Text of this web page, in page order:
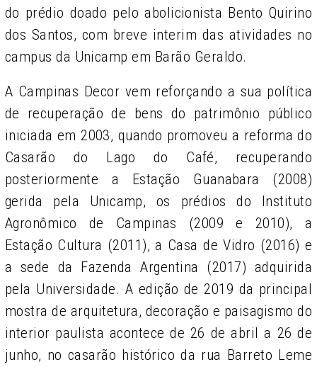
do prédio doado pelo abolicionista Bento Quirino
dos Santos, com breve interim das atividades no
campus da Unicamp em Barão Geraldo.
A Campinas Decor vem reforçando a sua política
de recuperação de bens do patrimônio público
iniciada em 2003, quando promoveu a reforma do
Casarão do Lago do Café, recuperando
posteriormente a Estação Guanabara (2008)
gerida pela Unicamp, os prédios do Instituto
Agronômico de Campinas (2009 e 2010), a
Estação Cultura (2011), a Casa de Vidro (2016) e
a sede da Fazenda Argentina (2017) adquirida
pela Universidade. A edição de 2019 da principal
mostra de arquitetura, decoração e paisagismo do
interior paulista acontece de 26 de abril a 26 de
junho, no casarão histórico da rua Barreto Leme